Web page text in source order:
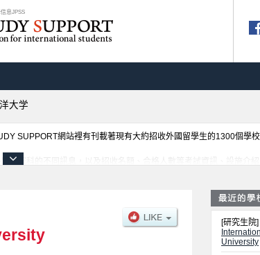
息JPSS
大学
SUPPORT網站裡有刊載著現有大約招收外國留學生的1300個學
究科的不同訊息，以及招收名額、合格人數等考試資訊、設施介紹
[研究生院]
University